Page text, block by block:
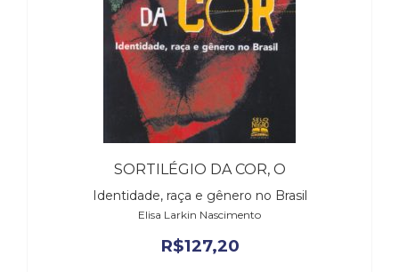
SORTILÉGIO DA COR, O
Identidade, raça e gênero no Brasil
Elisa Larkin Nascimento
R$127,20